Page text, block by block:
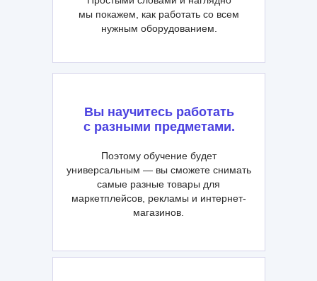
Вы научитесь работать
с разными предметами.
Поэтому обучение будет
универсальным — вы сможете снимать
самые разные товары для
маркетплейсов, рекламы и интернет-
магазинов.
мы покажем, как работать со всем
нужным оборудованием.